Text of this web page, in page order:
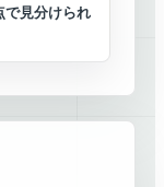
で見分けられ